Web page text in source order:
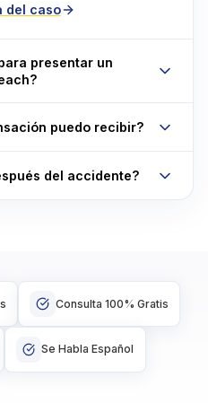
del caso
presentar un
puedo recibir?
del accidente?
Consulta 100% Gratis
Se Habla Español